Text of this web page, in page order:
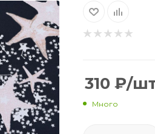
310 ₽/
Много